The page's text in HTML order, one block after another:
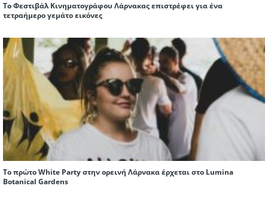
Το Φεστιβάλ Κινηματογράφου Λάρνακας επιστρέφει για ένα
τετραήμερο γεμάτο εικόνες
Το πρώτο White Party στην ορεινή Λάρνακα έρχεται στο Lumina
Botanical Gardens